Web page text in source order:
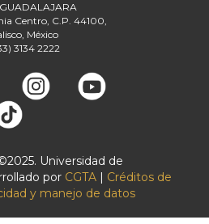
Centro, C.P. 44100,
México
3134 2222
Universidad de
por CGTA | Créditos de
y manejo de datos